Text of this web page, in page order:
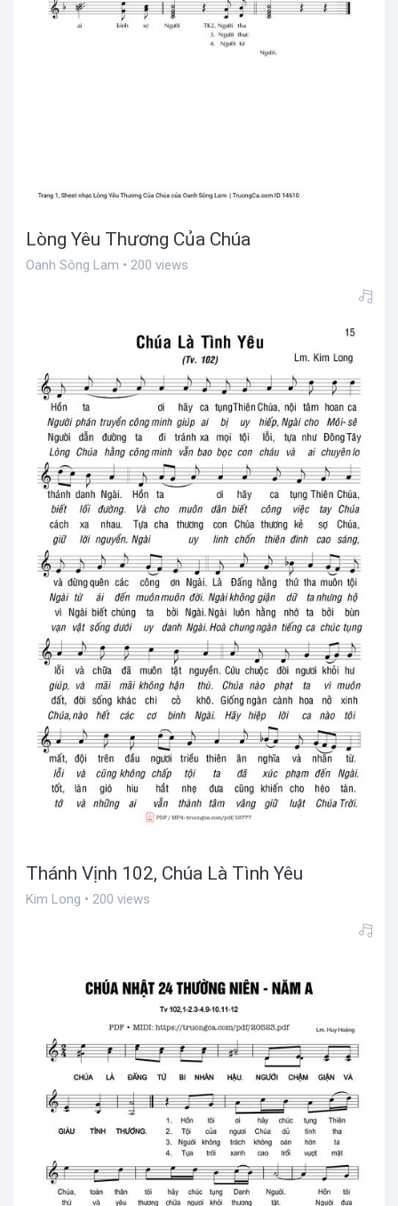
Lòng Yêu Thương Của Chúa
Oanh Sông Lam • 200 views
Thánh Vịnh 102, Chúa Là Tình Yêu
Kim Long • 200 views